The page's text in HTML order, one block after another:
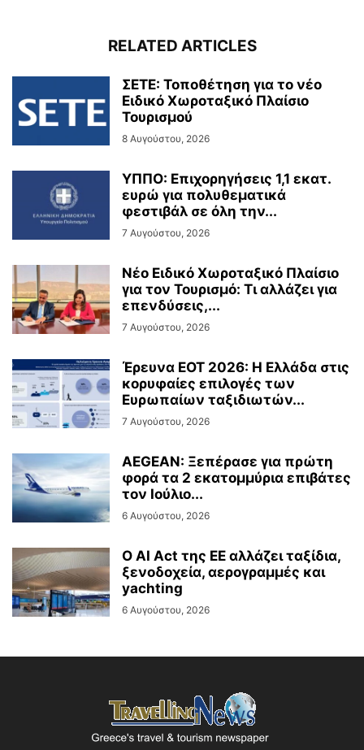
RELATED ARTICLES
ΣΕΤΕ: Τοποθέτηση για το νέο
Ειδικό Χωροταξικό Πλαίσιο
Τουρισμού
8 Αυγούστου, 2026
ΥΠΠΟ: Επιχορηγήσεις 1,1 εκατ.
ευρώ για πολυθεματικά
φεστιβάλ σε όλη την...
7 Αυγούστου, 2026
Νέο Ειδικό Χωροταξικό Πλαίσιο
για τον Τουρισμό: Τι αλλάζει για
επενδύσεις,...
7 Αυγούστου, 2026
Έρευνα ΕΟΤ 2026: Η Ελλάδα στις
κορυφαίες επιλογές των
Ευρωπαίων ταξιδιωτών...
7 Αυγούστου, 2026
AEGEAN: Ξεπέρασε για πρώτη
φορά τα 2 εκατομμύρια επιβάτες
τον Ιούλιο...
6 Αυγούστου, 2026
Ο AI Act της ΕΕ αλλάζει ταξίδια,
ξενοδοχεία, αερογραμμές και
yachting
6 Αυγούστου, 2026